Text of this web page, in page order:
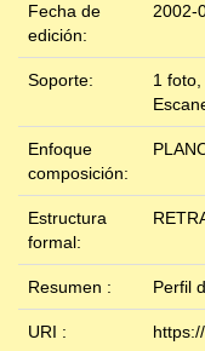
Fecha de
edición:
2002-
Soporte:
1 foto,
Enfoque
composición:
Estructura
formal:
Resumen : Perfil
URI :